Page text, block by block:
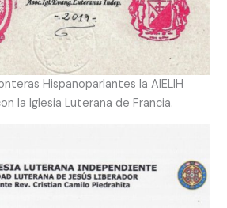
Hispanoparlantes la AIELIH
la Iglesia Luterana de Francia.